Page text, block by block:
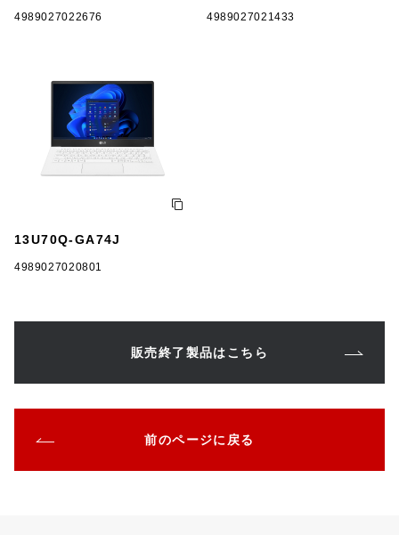
4989027022676 4989027021433
13U70Q-GA74J
4989027020801
販売終了製品はこちら
前のページに戻る